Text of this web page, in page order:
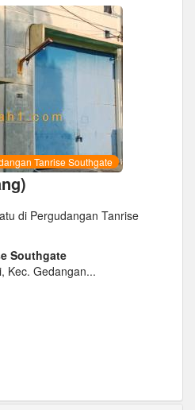
Tanrise Southgate
di Pergudangan Tanrise
Southgate
Kec. Gedangan...